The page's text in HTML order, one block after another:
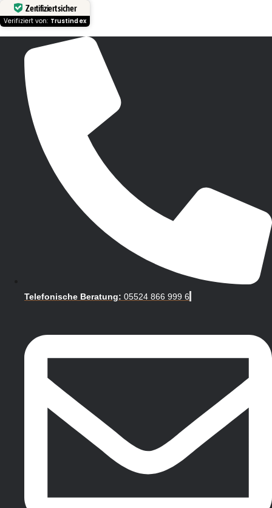
Zertifiziert sicher
Verifiziert von: Trustindex
Telefonische Beratung: 05524 866 999 6